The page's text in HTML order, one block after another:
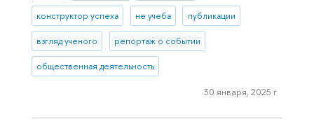
конструктор успеха не учеба публикации
взгляд ученого репортаж о событии
общественная деятельность
30 января, 2025 г.